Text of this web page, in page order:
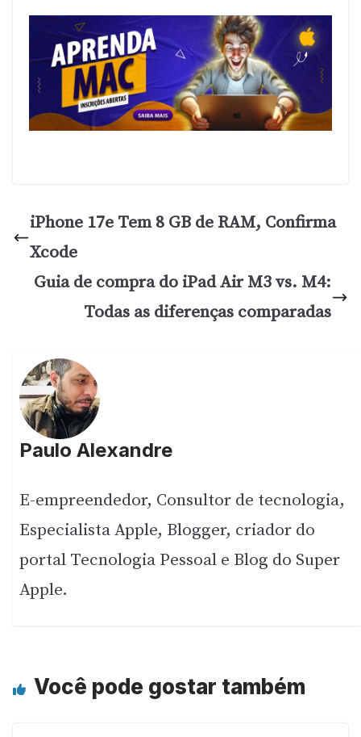
iPhone 17e Tem 8 GB de RAM, Confirma
Xcode
Guia de compra do iPad Air M3 vs. M4:
Todas as diferenças comparadas
Paulo Alexandre
E-empreendedor, Consultor de tecnologia,
Especialista Apple, Blogger, criador do
portal Tecnologia Pessoal e Blog do Super
Apple.
Você pode gostar também